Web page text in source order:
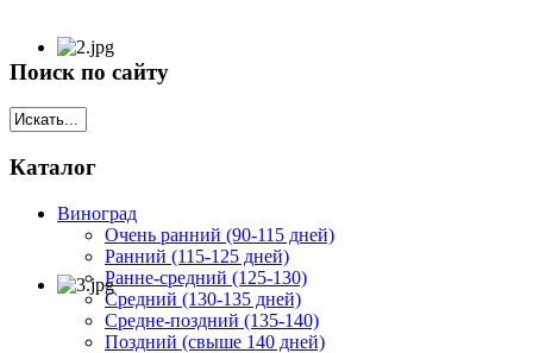
Поиск по сайту
Каталог
Виноград
Очень ранний (90-115 дней)
Ранний (115-125 дней)
Ранне-средний (125-130)
Средний (130-135 дней)
Средне-поздний (135-140)
Поздний (свыше 140 дней)